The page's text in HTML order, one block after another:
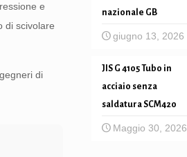
e
di scivolare
di
nazionale GB
giugno 13, 2026
JIS G 4105 Tubo in
acciaio senza
saldatura SCM420
Maggio 30, 2026